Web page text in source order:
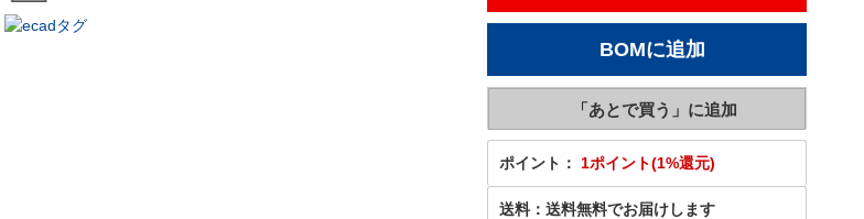
ポイント： 1ポイント(1%還元)
送料： 送料無料でお届けします